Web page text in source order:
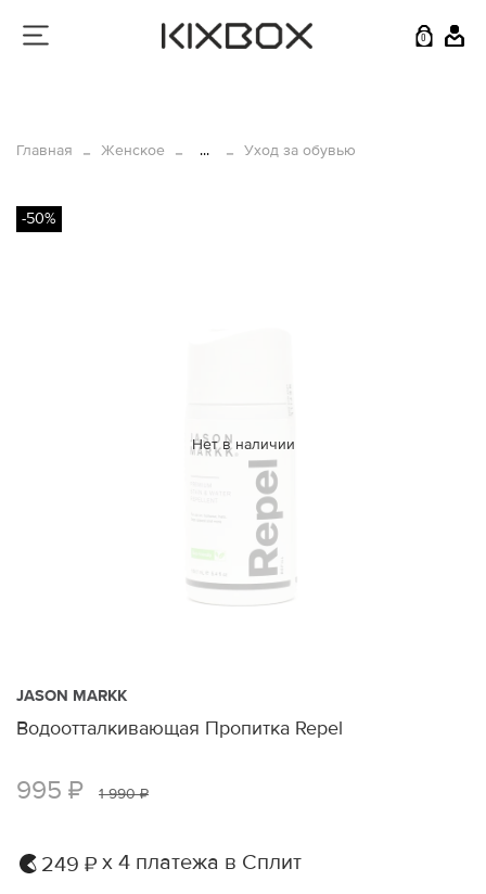
0
Главная Женское ... Уход за обувью
Нет в наличии
-50%
JASON MARKK
Водоотталкивающая Пропитка Repel
995 ₽ 1 990 ₽
249 ₽ х 4 платежа в Сплит